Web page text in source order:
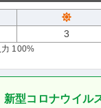
3
100%
新型コロナウイル